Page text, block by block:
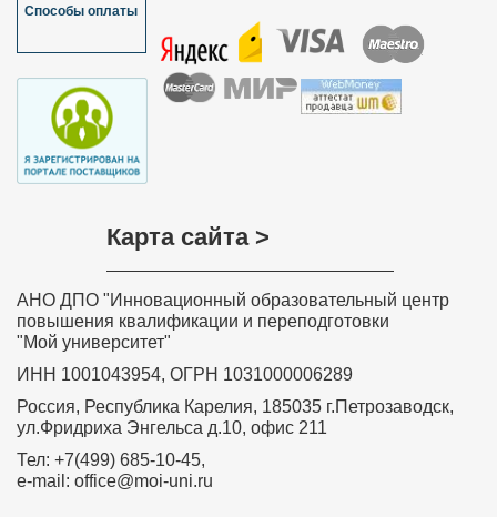
Способы оплаты
Карта сайта >
АНО ДПО "Инновационный образовательный центр
повышения квалификации и переподготовки
"Мой университет"
ИНН 1001043954, ОГРН 1031000006289
Россия, Республика Карелия, 185035 г.Петрозаводск,
ул.Фридриха Энгельса д.10, офис 211
Тел: +7(499) 685-10-45,
e-mail: office@moi-uni.ru